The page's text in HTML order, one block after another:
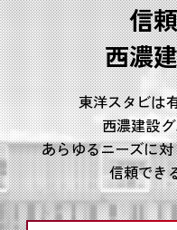
信
西濃
東洋スタビは
西濃建設
あらゆるニーズに
信頼でき